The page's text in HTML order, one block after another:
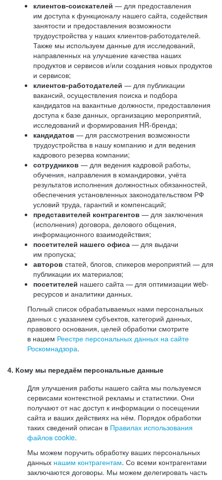
клиентов-соискателей — для предоставления
им доступа к функционалу нашего сайта, содействия
занятости и предоставления возможности
трудоустройства у наших клиентов-работодателей.
Также мы используем данные для исследований,
направленных на улучшение качества наших
продуктов и сервисов и/или создания новых продуктов
и сервисов;
клиентов-работодателей — для публикации
вакансий, осуществления поиска и подбора
кандидатов на вакантные должности, предоставления
доступа к базе данных, организацию мероприятий,
исследований и формирования HR-бренда;
кандидатов — для рассмотрения возможности
трудоустройства в нашу компанию и для ведения
кадрового резерва компании;
сотрудников — для ведения кадровой работы,
обучения, направления в командировки, учёта
результатов исполнения должностных обязанностей,
обеспечения установленных законодательством РФ
условий труда, гарантий и компенсаций;
представителей контрагентов — для заключения
(исполнения) договора, делового общения,
информационного взаимодействия;
посетителей нашего офиса — для выдачи
им пропуска;
авторов статей, блогов, спикеров мероприятий — для
публикации их материалов;
посетителей нашего сайта — для оптимизации web-
ресурсов и аналитики данных.
Полный список обрабатываемых нами персональных
данных с указанием субъектов, категорий данных,
правового основания, целей обработки смотрите
в нашем Реестре персональных данных на сайте
Роскомнадзора.
4. Кому мы передаём персональные данные
Для улучшения работы нашего сайта мы пользуемся
сервисами контекстной рекламы и статистики. Они
получают от нас доступ к информации о посещении
сайта и ваших действиях на нём. Порядок обработки
таких сведений описан в Правилах использования
файлов cookie.
Мы можем поручить обработку ваших персональных
данных нашим контрагентам. Со всеми контрагентами
заключаются договоры. Мы можем делегировать часть